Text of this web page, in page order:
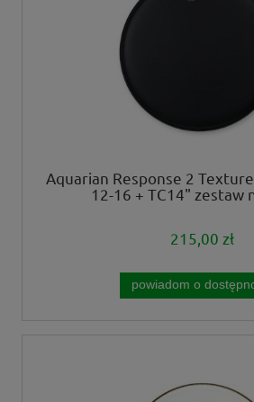
Aquarian Response 2
12-16 + TC14" zestaw
215,00 zł
powiadom o